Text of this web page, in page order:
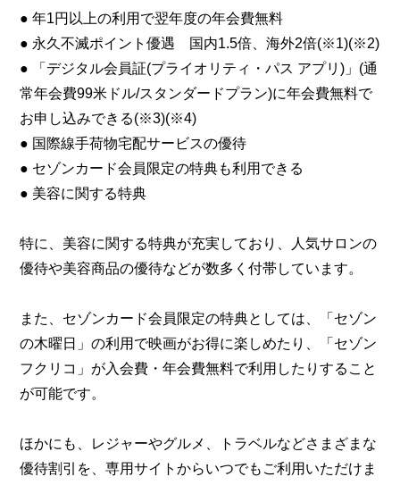
● 年1円以上の利用で翌年度の年会費無料
● 永久不滅ポイント優遇 国内1.5倍、海外2倍(※1)(※2)
● 「デジタル会員証(プライオリティ・パス アプリ)」(通
常年会費99米ドル/スタンダードプラン)に年会費無料で
お申し込みできる(※3)(※4)
● 国際線手荷物宅配サービスの優待
● セゾンカード会員限定の特典も利用できる
● 美容に関する特典
特に、美容に関する特典が充実しており、人気サロンの
優待や美容商品の優待などが数多く付帯しています。
また、セゾンカード会員限定の特典としては、「セゾン
の木曜日」の利用で映画がお得に楽しめたり、「セゾン
フクリコ」が入会費・年会費無料で利用したりすること
が可能です。
ほかにも、レジャーやグルメ、トラベルなどさまざまな
優待割引を、専用サイトからいつでもご利用いただけま